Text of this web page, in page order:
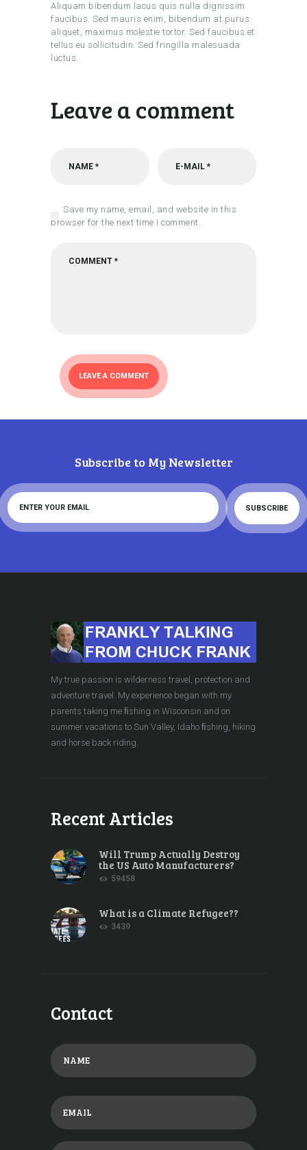
Aliquam bibendum lacus quis nulla dignissim
faucibus. Sed mauris enim, bibendum at purus
aliquet, maximus molestie tortor. Sed faucibus et
tellus eu sollicitudin. Sed fringilla malesuada
luctus.
Leave a comment
Save my name, email, and website in this
browser for the next time I comment.
Subscribe to My Newsletter
My true passion is wilderness travel, protection and
adventure travel. My experience began with my
parents taking me ﬁshing in Wisconsin and on
summer vacations to Sun Valley, Idaho ﬁshing, hiking
and horse back riding.
Recent Articles
Will Trump Actually Destroy
the US Auto Manufacturers?
59458
What is a Climate Refugee??
3439
Contact